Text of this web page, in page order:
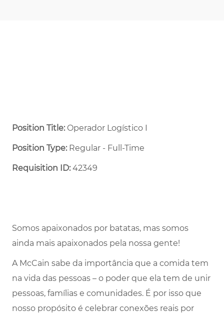
Position Title: Operador Logístico I
Position Type:Regular - Full-Time ​
Requisition ID:42349
Somos apaixonados por batatas, mas somos
ainda mais apaixonados pela nossa gente!
A McCain sabe da importância que a comida tem
na vida das pessoas – o poder que ela tem de unir
pessoas, famílias e comunidades. É por isso que
nosso propósito é celebrar conexões reais por